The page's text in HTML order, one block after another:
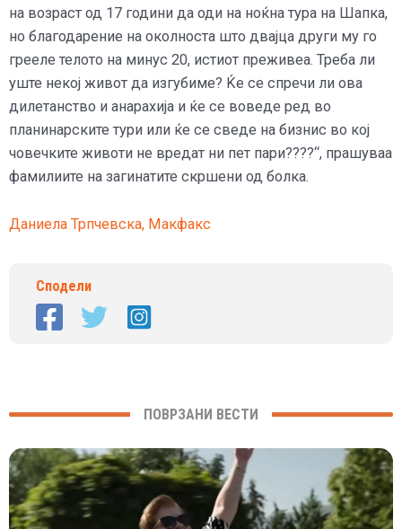
на возраст од 17 години да оди на ноќна тура на Шапка,
но благодарение на околноста што двајца други му го
грееле телото на минус 20, истиот преживеа. Треба ли
уште некој живот да изгубиме? Ќе се спречи ли ова
дилетанство и анарахија и ќе се воведе ред во
планинарските тури или ќе се сведе на бизнис во кој
човечките животи не вредат ни пет пари????“, прашуваа
фамилиите на загинатите скршени од болка.
Даниела Трпчевска, Макфакс
Сподели
ПОВРЗАНИ ВЕСТИ